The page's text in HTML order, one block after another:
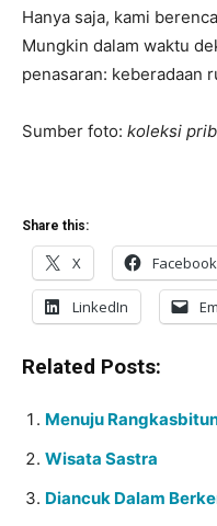
Hanya saja, kami
Mungkin dalam waktu
penasaran: keberadaan
Sumber foto: koleksi
Share this:
X Facebook
LinkedIn
Related Posts:
Menuju
Wisata Sastra
Diancuk Dalam